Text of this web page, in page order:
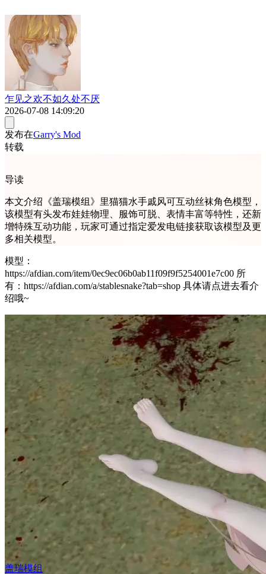
乍见之欢不如久处不厌
2026-07-08 14:09:20
发布在Garry's Mod
转载
导读
本文介绍《盖瑞模组》里猫猫水手戚风可互动丝袜角色模型，
该模型有头发布娃娃物理、服饰可脱、表情丰富等特性，还新
增特殊互动功能，玩家可通过指定爱发电链接获取该模型及更
多相关模型。
模型：
https://afdian.com/item/0ec9ec06b0ab11f09f9f5254001e7c00 所
有：https://afdian.com/a/stablesnake?tab=shop 具体请点进去看介
绍哦~
盖瑞模组